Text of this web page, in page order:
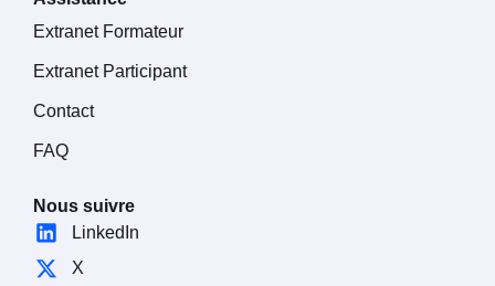
Extranet Formateur
Extranet Participant
Contact
FAQ
Nous suivre
LinkedIn
X